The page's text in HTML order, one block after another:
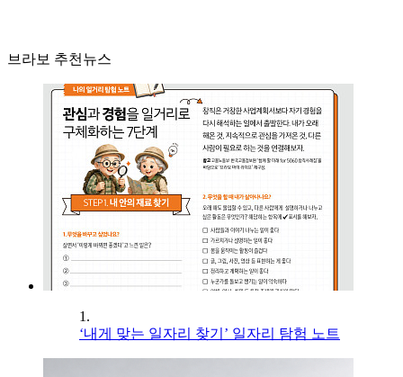
브라보 추천뉴스
1.
‘내게 맞는 일자리 찾기’ 일자리 탐험 노트